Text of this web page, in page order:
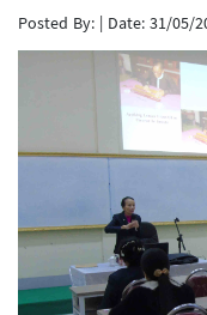
Posted By: | Date: 31/05/